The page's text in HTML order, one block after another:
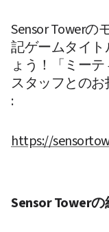
Sensor Tower
記ゲームタイ
ょう！「ミー
スタッフとのお
:
https://
Sensor Towerの